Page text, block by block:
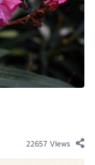
22657 Views